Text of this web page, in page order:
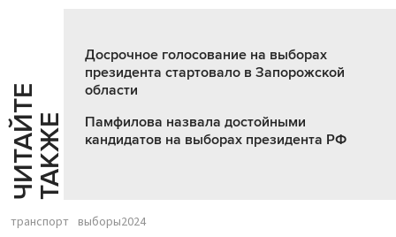
Ч
И
Т
АЙ
Т
Е
Т
А
К
ЖЕ
Досрочное голосование на выборах
президента стартовало в Запорожской
области
Памфилова назвала достойными
кандидатов на выборах президента РФ
транспорт выборы2024